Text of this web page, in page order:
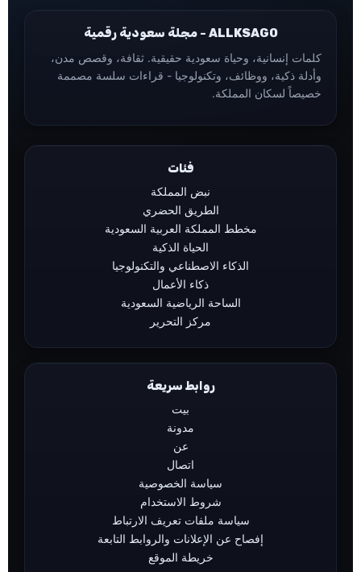
ALLKSAGO - مجلة سعودية رقمية
كلمات إنسانية، وحياة سعودية حقيقية. ثقافة، وقصص مدن،
وأدلة ذكية، ووظائف، وتكنولوجيا - قراءات سلسة مصممة
خصيصاً لسكان المملكة.
فئات
نبض المملكة
الطريق الحضري
مخطط المملكة العربية السعودية
الحياة الذكية
الذكاء الاصطناعي والتكنولوجيا
ذكاء الأعمال
الساحة الرياضية السعودية
مركز التحرير
روابط سريعة
بيت
مدونة
عن
اتصال
سياسة الخصوصية
شروط الاستخدام
سياسة ملفات تعريف الارتباط
إفصاح عن الإعلانات والروابط التابعة
خريطة الموقع